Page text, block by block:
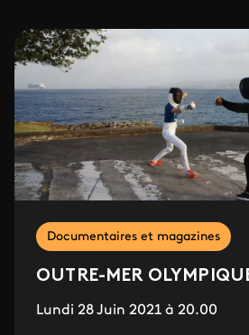
Documentaires et magazines
OUTRE-MER
Lundi 28 Juin 2021 à 20.00